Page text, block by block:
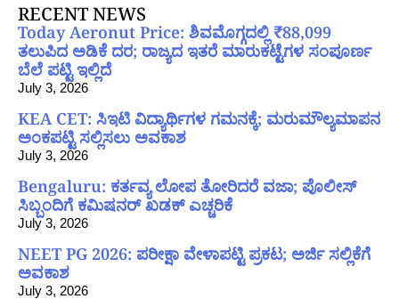
RECENT NEWS
Today Aeronut Price: ಶಿವಮೊಗ್ಗದಲ್ಲಿ ₹88,099
ತಲುಪಿದ ಅಡಿಕೆ ದರ; ರಾಜ್ಯದ ಇತರೆ ಮಾರುಕಟ್ಟೆಗಳ ಸಂಪೂರ್ಣ
ಬೆಲೆ ಪಟ್ಟಿ ಇಲ್ಲಿದೆ
July 3, 2026
KEA CET: ಸಿಇಟಿ ವಿದ್ಯಾರ್ಥಿಗಳ ಗಮನಕ್ಕೆ; ಮರುಮೌಲ್ಯಮಾಪನ
ಅಂಕಪಟ್ಟಿ ಸಲ್ಲಿಸಲು ಅವಕಾಶ
July 3, 2026
Bengaluru: ಕರ್ತವ್ಯ ಲೋಪ ತೋರಿದರೆ ವಜಾ; ಪೊಲೀಸ್
ಸಿಬ್ಬಂದಿಗೆ ಕಮಿಷನರ್ ಖಡಕ್ ಎಚ್ಚರಿಕೆ
July 3, 2026
NEET PG 2026: ಪರೀಕ್ಷಾ ವೇಳಾಪಟ್ಟಿ ಪ್ರಕಟ; ಅರ್ಜಿ ಸಲ್ಲಿಕೆಗೆ
ಅವಕಾಶ
July 3, 2026